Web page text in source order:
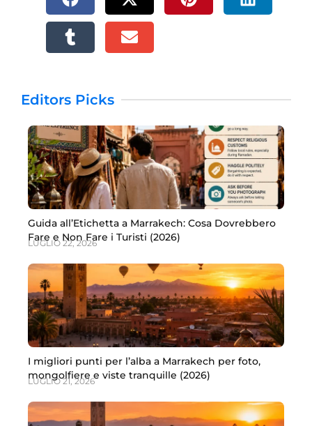
Editors Picks
Guida all’Etichetta a Marrakech: Cosa Dovrebbero
Fare e Non Fare i Turisti (2026)
LUGLIO 22, 2026
I migliori punti per l’alba a Marrakech per foto,
mongolfiere e viste tranquille (2026)
LUGLIO 21, 2026